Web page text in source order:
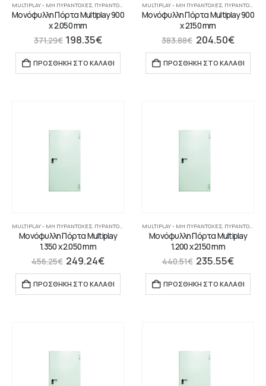
MULTIPLAY - ΜΗ ΠΥΡΆΝΤΟΧΕΣ, ΠΥΡΆΝΤΟΧΕΣ ΠΌΡΤΕΣ
Μονόφυλλη Πόρτα Multiplay 900
x 2.050 mm
371.29€ 198.35€
ΠΡΟΣΘΉΚΗ ΣΤΟ ΚΑΛΆΘΙ
MULTIPLAY - ΜΗ ΠΥΡΆΝΤΟΧΕΣ, ΠΥΡΆΝΤΟΧΕΣ ΠΌΡΤΕΣ
Μονόφυλλη Πόρτα Multiplay 900
x 2.150 mm
383.88€ 204.50€
ΠΡΟΣΘΉΚΗ ΣΤΟ ΚΑΛΆΘΙ
MULTIPLAY - ΜΗ ΠΥΡΆΝΤΟΧΕΣ, ΠΥΡΆΝΤΟΧΕΣ ΠΌΡΤΕΣ
Μονόφυλλη Πόρτα Multiplay
1.350 x 2.050 mm
456.25€ 249.24€
ΠΡΟΣΘΉΚΗ ΣΤΟ ΚΑΛΆΘΙ
MULTIPLAY - ΜΗ ΠΥΡΆΝΤΟΧΕΣ, ΠΥΡΆΝΤΟΧΕΣ ΠΌΡΤΕΣ
Μονόφυλλη Πόρτα Multiplay
1.200 x 2.150 mm
440.51€ 235.55€
ΠΡΟΣΘΉΚΗ ΣΤΟ ΚΑΛΆΘΙ